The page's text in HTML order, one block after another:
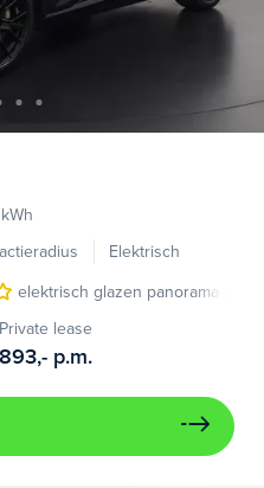
Elektrisch
elektrisch glazen panorama-dak
Private lease
893,- p.m.